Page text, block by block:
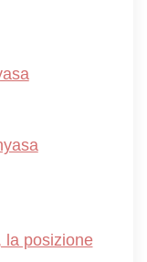
la posizione